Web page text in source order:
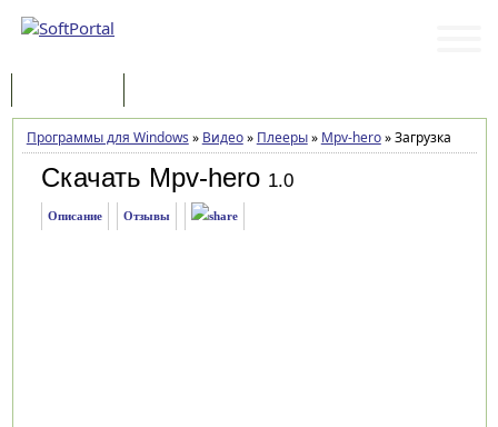
Программы для Windows » Видео» Плееры» Mpv-hero»Загрузка
Скачать Mpv-hero 1.0
Описание Отзывы